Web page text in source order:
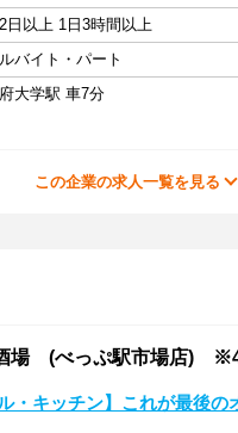
日以上 1日3時間以上
バイト・パート
大学駅 車7分
この企業の求人一覧を見る
場 (べっぷ駅市場店)
・キッチン】これが最後